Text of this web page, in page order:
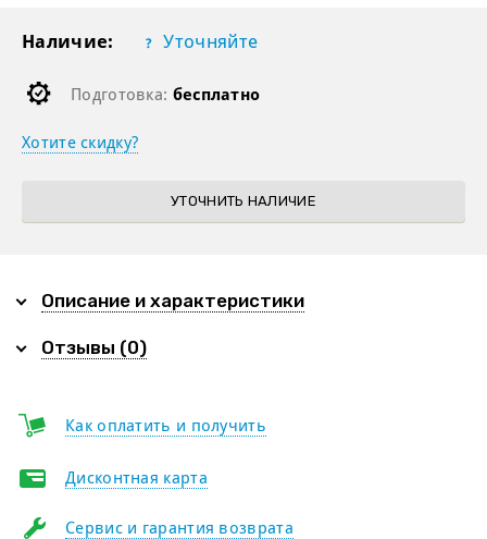
Наличие: Уточняйте
Подготовка: бесплатно
Хотите скидку?
УТОЧНИТЬ НАЛИЧИЕ
Описание и характеристики
Отзывы (0)
Как оплатить и получить
Дисконтная карта
Сервис и гарантия возврата